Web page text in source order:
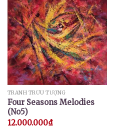
TRANH TRỪU TƯỢNG
Four Seasons Melodies
(No5)
12.000.000₫